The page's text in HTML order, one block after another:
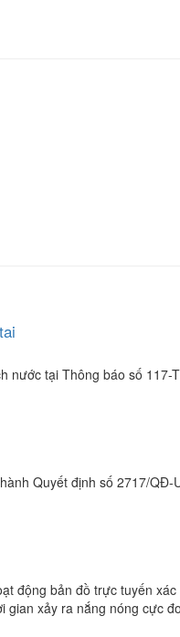
tại Thông báo số 117-
Quyết định số 2717/
động bản đồ trực tuyến
gian xảy ra nắng nóng cực